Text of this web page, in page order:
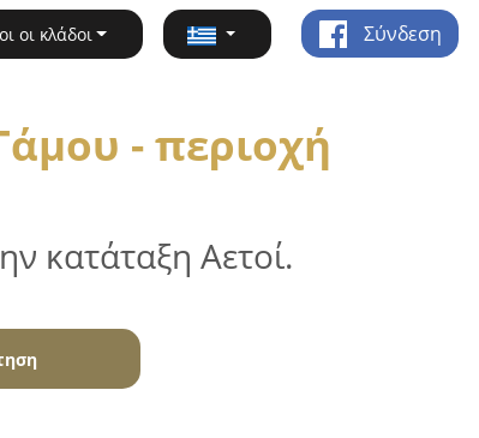
οι κλάδοι Σύνδεση
- περιοχή
κατάταξη Αετοί.